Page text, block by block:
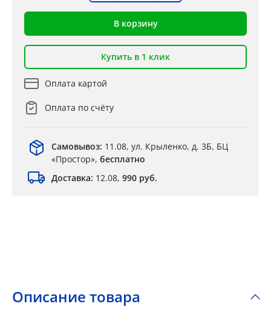
В корзину
Купить в 1 клик
Оплата картой
Оплата по счёту
Самовывоз: 11.08, ул. Крыленко, д. 3Б, БЦ
«Простор», бесплатно
Доставка: 12.08, 990 руб.
Описание товара